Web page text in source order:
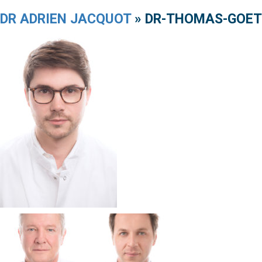
DR ADRIEN JACQUOT» DR-THOMAS-